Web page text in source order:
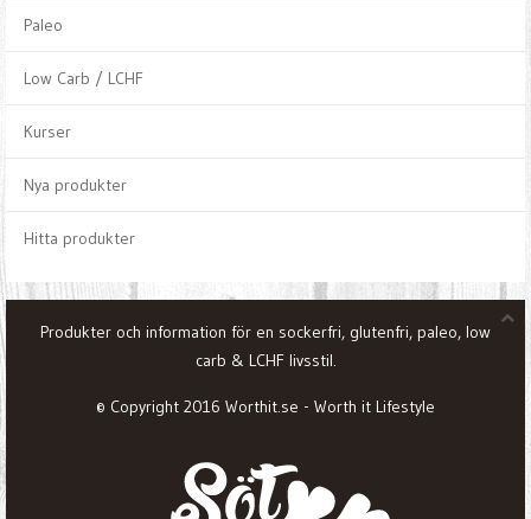
Paleo
Low Carb / LCHF
Kurser
Nya produkter
Hitta produkter
Produkter och information för en sockerfri, glutenfri, paleo, low
carb & LCHF livsstil.
© Copyright 2016 Worthit.se - Worth it Lifestyle